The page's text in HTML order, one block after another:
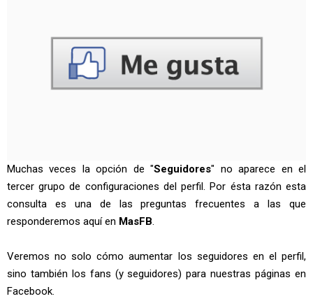
Muchas veces la opción de "Seguidores" no aparece en el
tercer grupo de configuraciones del perfil. Por ésta razón esta
consulta es una de las preguntas frecuentes a las que
responderemos aquí en MasFB.
Veremos no solo cómo aumentar los seguidores en el perfil,
sino también los fans (y seguidores) para nuestras páginas en
Facebook.